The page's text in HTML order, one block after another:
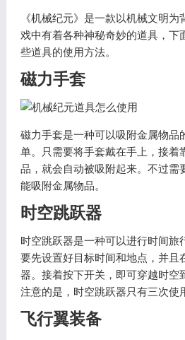
《机械纪元》是一款以机械文明
戏中有着各种神秘奇妙的道具，下
些道具的使用方法。
磁力手套
磁力手套是一种可以吸附金属物品
单。只需要将手套戴在手上，接着
品，就会自动被吸附起来。不过需
能吸附金属物品。
时空跳跃器
时空跳跃器是一种可以进行时间旅
要先设置好目标时间和地点，并且
器。接着按下开关，即可穿越时空
注意的是，时空跳跃器只有三次使
飞行翼装备